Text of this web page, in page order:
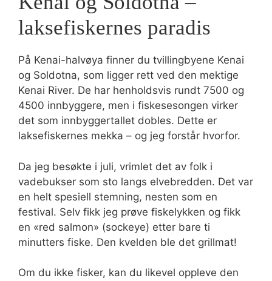
laksefiskernes paradis
På Kenai-halvøya finner du tvillingbyene Kenai
og Soldotna, som ligger rett ved den mektige
Kenai River. De har henholdsvis rundt 7500 og
4500 innbyggere, men i fiskesesongen virker
det som innbyggertallet dobles. Dette er
laksefiskernes mekka – og jeg forstår hvorfor.
Da jeg besøkte i juli, vrimlet det av folk i
vadebukser som sto langs elvebredden. Det var
en helt spesiell stemning, nesten som en
festival. Selv fikk jeg prøve fiskelykken og fikk
en «red salmon» (sockeye) etter bare ti
minutters fiske. Den kvelden ble det grillmat!
Om du ikke fisker, kan du likevel oppleve den